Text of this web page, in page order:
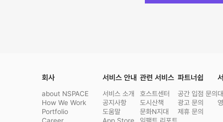
회사
about NSPACE
How We Work
Portfolio
서비스 안내
서비스 소개
공지사항
도움말
관련 서비스
호스트센터
도시산책
문화N지대
파트너쉽
공간 입점 문의
광고 문의
제휴 문의